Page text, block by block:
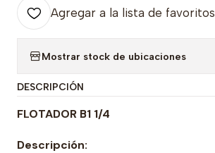
Agregar a la lista de favoritos
Mostrar stock de ubicaciones
DESCRIPCIÓN
FLOTADOR B1 1/4
Descripción: